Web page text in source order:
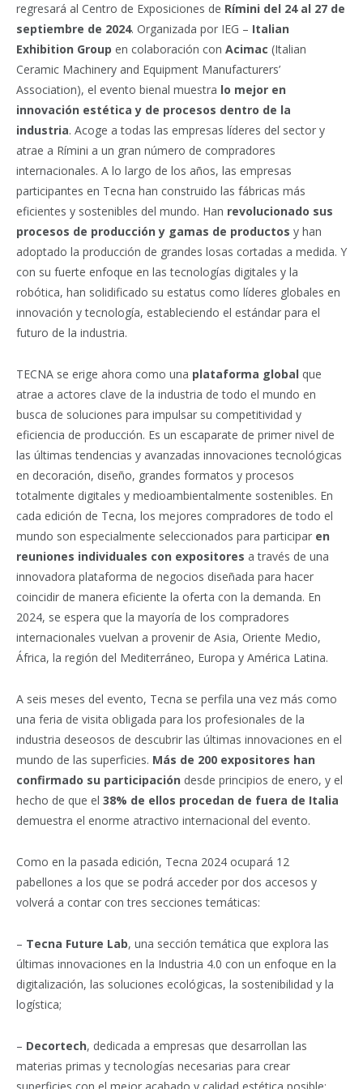
regresará al Centro de Exposiciones de Rímini del 24 al 27 de
septiembre de 2024. Organizada por IEG – Italian
Exhibition Group en colaboración con Acimac (Italian
Ceramic Machinery and Equipment Manufacturers’
Association), el evento bienal muestra lo mejor en
innovación estética y de procesos dentro de la
industria. Acoge a todas las empresas líderes del sector y
atrae a Rímini a un gran número de compradores
internacionales. A lo largo de los años, las empresas
participantes en Tecna han construido las fábricas más
eficientes y sostenibles del mundo. Han revolucionado sus
procesos de producción y gamas de productos y han
adoptado la producción de grandes losas cortadas a medida. Y
con su fuerte enfoque en las tecnologías digitales y la
robótica, han solidificado su estatus como líderes globales en
innovación y tecnología, estableciendo el estándar para el
futuro de la industria.
TECNA se erige ahora como una plataforma global que
atrae a actores clave de la industria de todo el mundo en
busca de soluciones para impulsar su competitividad y
eficiencia de producción. Es un escaparate de primer nivel de
las últimas tendencias y avanzadas innovaciones tecnológicas
en decoración, diseño, grandes formatos y procesos
totalmente digitales y medioambientalmente sostenibles. En
cada edición de Tecna, los mejores compradores de todo el
mundo son especialmente seleccionados para participar en
reuniones individuales con expositores a través de una
innovadora plataforma de negocios diseñada para hacer
coincidir de manera eficiente la oferta con la demanda. En
2024, se espera que la mayoría de los compradores
internacionales vuelvan a provenir de Asia, Oriente Medio,
África, la región del Mediterráneo, Europa y América Latina.
A seis meses del evento, Tecna se perfila una vez más como
una feria de visita obligada para los profesionales de la
industria deseosos de descubrir las últimas innovaciones en el
mundo de las superficies. Más de 200 expositores han
confirmado su participación desde principios de enero, y el
hecho de que el 38% de ellos procedan de fuera de Italia
demuestra el enorme atractivo internacional del evento.
Como en la pasada edición, Tecna 2024 ocupará 12
pabellones a los que se podrá acceder por dos accesos y
volverá a contar con tres secciones temáticas:
– Tecna Future Lab, una sección temática que explora las
últimas innovaciones en la Industria 4.0 con un enfoque en la
digitalización, las soluciones ecológicas, la sostenibilidad y la
logística;
– Decortech, dedicada a empresas que desarrollan las
materias primas y tecnologías necesarias para crear